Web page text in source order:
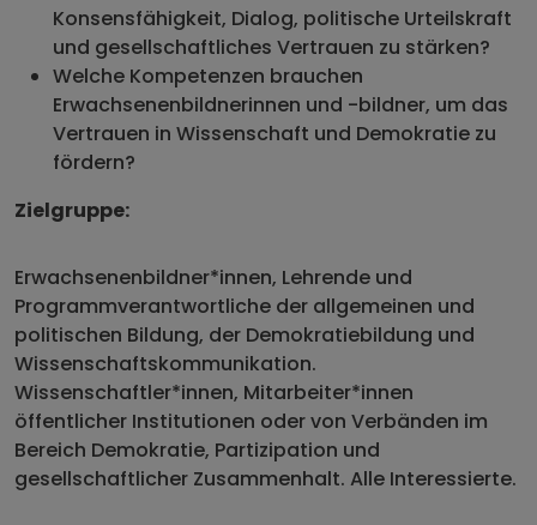
Konsensfähigkeit, Dialog, politische Urteilskraft
und gesellschaftliches Vertrauen zu stärken?
Welche Kompetenzen brauchen
Erwachsenenbildnerinnen und -bildner, um das
Vertrauen in Wissenschaft und Demokratie zu
fördern?
Zielgruppe:
Erwachsenenbildner*innen, Lehrende und
Programmverantwortliche der allgemeinen und
politischen Bildung, der Demokratiebildung und
Wissenschaftskommunikation.
Wissenschaftler*innen, Mitarbeiter*innen
öffentlicher Institutionen oder von Verbänden im
Bereich Demokratie, Partizipation und
gesellschaftlicher Zusammenhalt. Alle Interessierte.